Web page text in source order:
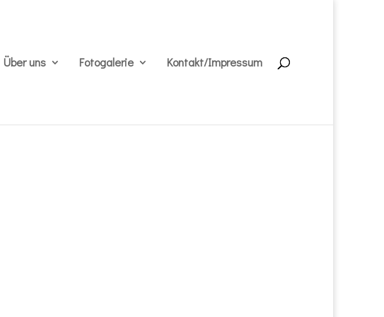
Über uns Fotogalerie Kontakt/Impressum